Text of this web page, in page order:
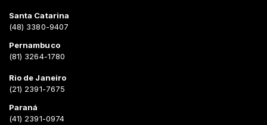
Santa Catarina
(48) 3380-9407
Pernambuco
(81) 3264-1780
Rio de Janeiro
(21) 2391-7675
Paraná
(41) 2391-0974